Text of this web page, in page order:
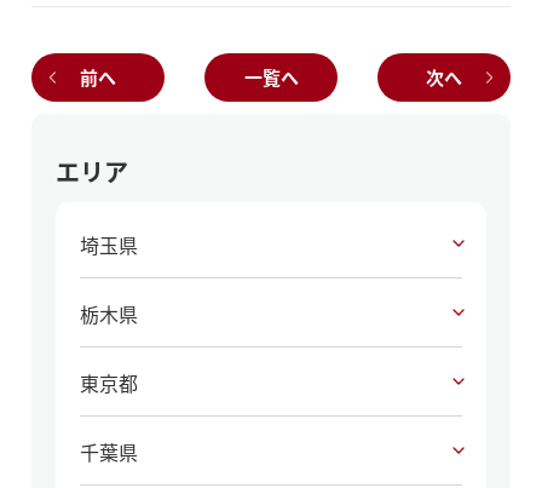
前へ 一覧へ 次へ
エリア
埼玉県
栃木県
東京都
千葉県